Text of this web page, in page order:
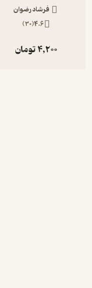
فرشاد رضوان
4.6
(
30
)
4,200تومان